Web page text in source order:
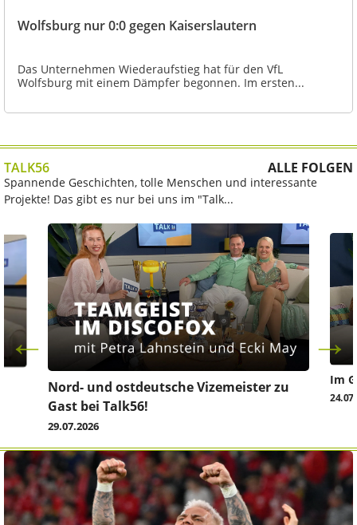
Wolfsburg nur 0:0 gegen Kaiserslautern
Das Unternehmen Wiederaufstieg hat für den VfL
Wolfsburg mit einem Dämpfer begonnen. Im ersten...
TALK56 ALLE FOLGEN
Spannende Geschichten, tolle Menschen und interessante
Projekte! Das gibt es nur bei uns im "Talk...
Nord- und ostdeutsche Vizemeister zu
Gast bei Talk56!
29.07.2026
Im